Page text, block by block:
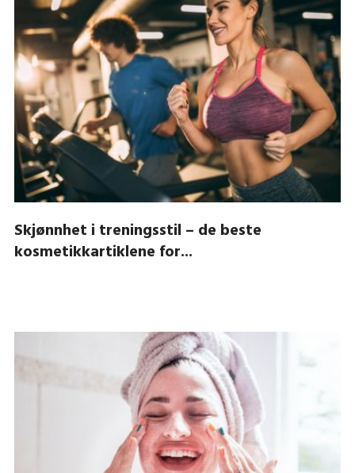
Skjønnhet i treningsstil – de beste
kosmetikkartiklene for...